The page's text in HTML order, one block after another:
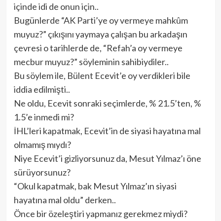
içinde idi de onun için..
Bugünlerde “AK Parti’ye oy vermeye mahkûm
muyuz?” çıkışını yaymaya çalışan bu arkadaşın
çevresi o tarihlerde de, “Refah’a oy vermeye
mecbur muyuz?” söyleminin sahibiydiler..
Bu söylem ile, Bülent Ecevit’e oy verdikleri bile
iddia edilmişti..
Ne oldu, Ecevit sonraki seçimlerde, % 21.5’ten, %
1.5’e inmedi mi?
İHL’leri kapatmak, Ecevit’in de siyasi hayatına mal
olmamış mıydı?
Niye Ecevit’i gizliyorsunuz da, Mesut Yılmaz’ı öne
sürüyorsunuz?
“Okul kapatmak, bak Mesut Yılmaz’ın siyasi
hayatına mal oldu” derken..
Önce bir özeleştiri yapmanız gerekmez miydi?